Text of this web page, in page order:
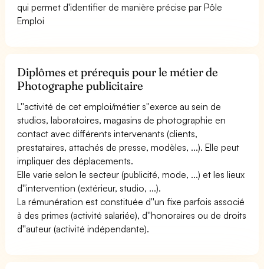
qui permet d'identifier de manière précise par Pôle
Emploi
Diplômes et prérequis pour le métier de
Photographe publicitaire
L''activité de cet emploi/métier s''exerce au sein de
studios, laboratoires, magasins de photographie en
contact avec différents intervenants (clients,
prestataires, attachés de presse, modèles, ...). Elle peut
impliquer des déplacements.
Elle varie selon le secteur (publicité, mode, ...) et les lieux
d''intervention (extérieur, studio, ...).
La rémunération est constituée d''un fixe parfois associé
à des primes (activité salariée), d''honoraires ou de droits
d''auteur (activité indépendante).